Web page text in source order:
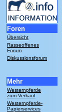
Foren
Übersicht
Rasseoffenes
Forum
Diskussionsforum
Mehr
Westernpferde
zum Verkauf
Westernpferde-
Papierservices